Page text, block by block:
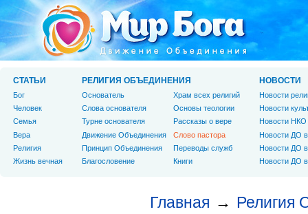
Главная → Религия
СТАТЬИ
Бог
Человек
Cемья
Вера
Религия
Жизнь вечная
РЕЛИГИЯ ОБЪЕДИНЕНИЯ
Основатель
Слова основателя
Турне основателя
Движение Объединения
Принцип Объединения
Благословение
Храм всех религий
Основы теологии
Рассказы о вере
Слово пастора
Переводы служб
Книги
НОВОСТИ
Новости
Новости
Новости НКО
Новости ДО
Новости ДО
Новости ДО